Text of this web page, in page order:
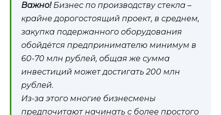
Важно!Бизнес по производству стекла –
крайне дорогостоящий проект, в среднем,
закупка подержанного оборудования
обойдётся предпринимателю минимум в
60-70 млн рублей, общая же сумма
инвестиций может достигать 200 млн
рублей.
Из-за этого многие бизнесмены
предпочитают начинать с более простого